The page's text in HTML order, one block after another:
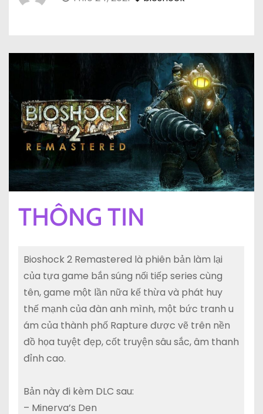
THÔNG TIN
Bioshock 2 Remastered là phiên bản làm lại
của tựa game bắn súng nối tiếp series cùng
tên, game một lần nữa kế thừa và phát huy
thế mạnh của đàn anh mình, một bức tranh u
ám của thành phố Rapture được vẽ trên nền
đồ họa tuyệt đẹp, cốt truyện sâu sắc, âm thanh
đỉnh cao.
Bản này đi kèm DLC sau:
– Minerva’s Den